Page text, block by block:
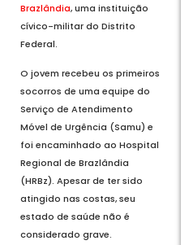
Brazlândia, uma instituição
cívico-militar do Distrito
Federal.
O jovem recebeu os primeiros
socorros de uma equipe do
Serviço de Atendimento
Móvel de Urgência (Samu) e
foi encaminhado ao Hospital
Regional de Brazlândia
(HRBz). Apesar de ter sido
atingido nas costas, seu
estado de saúde não é
considerado grave.